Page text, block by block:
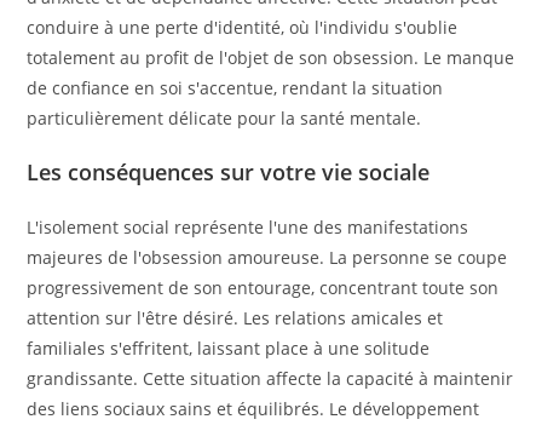
conduire à une perte d'identité, où l'individu s'oublie
totalement au profit de l'objet de son obsession. Le manque
de confiance en soi s'accentue, rendant la situation
particulièrement délicate pour la santé mentale.
Les conséquences sur votre vie sociale
L'isolement social représente l'une des manifestations
majeures de l'obsession amoureuse. La personne se coupe
progressivement de son entourage, concentrant toute son
attention sur l'être désiré. Les relations amicales et
familiales s'effritent, laissant place à une solitude
grandissante. Cette situation affecte la capacité à maintenir
des liens sociaux sains et équilibrés. Le développement